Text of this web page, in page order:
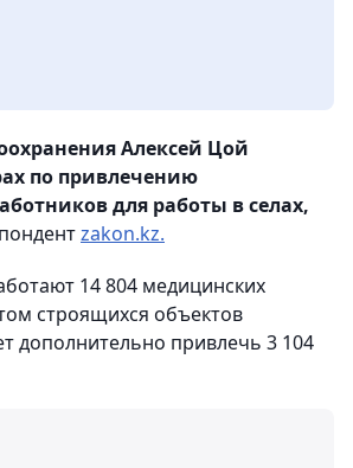
Алексей Цой
по привлечению
для работы в селах,
zakon.kz.
14 804 медицинских
строящихся объектов
дополнительно привлечь 3 104